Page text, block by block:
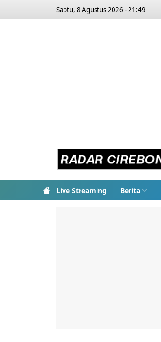
Sabtu, 8 Agustus 2026 - 21:49
Live Streaming Berita